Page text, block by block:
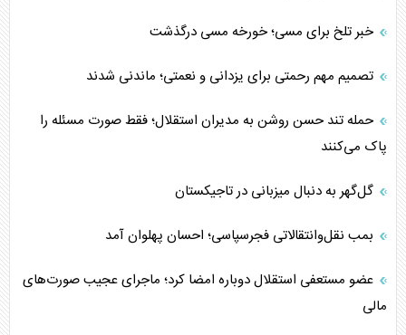
خبر تلخ برای مسی؛ خورخه مسی درگذشت
تصمیم مهم رحمتی برای یزدانی و نعمتی؛ ماندنی شدند
حمله تند حسن روشن به مدیران استقلال؛ فقط صورت مسئله را
پاک می‌کنند
گل‌گهر به دنبال میزبانی در تاجیکستان
بمب نقل‌وانتقالاتی فجرسپاسی؛ احسان پهلوان آمد
عضو مستعفی استقلال دوباره امضا کرد؛ ماجرای عجیب صورت‌های
مالی